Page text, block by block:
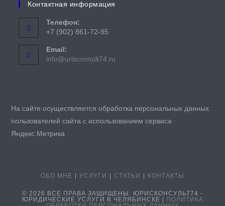
Контактная информация
Телефон:
+7 (902) 861-72-95
Email:
info@urisconsult74.ru
На сайте осуществляется обработка персональных данных
пользователей сайта с использованием сервиса
Яндекс.Метрика
ОБО МНЕ УСЛУГИ СТАТЬИ КОНТАКТЫ
© 2026 ВСЕ ПРАВА ЗАЩИЩЕНЫ. ЮРИСКОНСУЛЬТ74 -
ЮРИДИЧЕСКИЕ УСЛУГИ В ЧЕЛЯБИНСКЕ | ПОЛИТИКА